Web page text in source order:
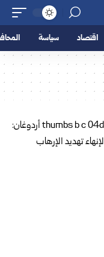
اقتصاد سياسة